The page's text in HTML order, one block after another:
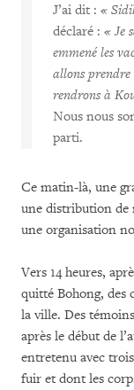
J’ai dit : «
déclaré : « Je
emmené les
allons
rendrons à
Nous nous
parti.
Ce matin-là, une
une distribution de
une organisation
Vers 14 heures,
quitté Bohong, des
la ville. Des
après le début de
entretenu avec
fuir et dont les